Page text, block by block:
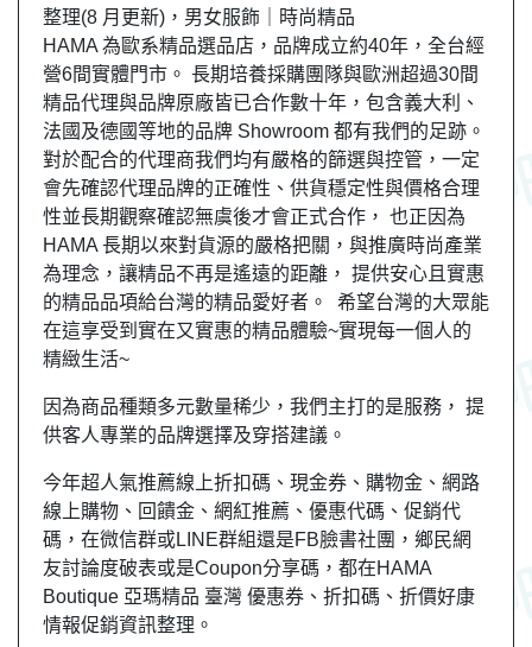
整理(8 月更新)，男女服飾｜時尚精品
HAMA 為歐系精品選品店，品牌成立約40年，全台經
營6間實體門市。 長期培養採購團隊與歐洲超過30間
精品代理與品牌原廠皆已合作數十年，包含義大利、
法國及德國等地的品牌 Showroom 都有我們的足跡。
對於配合的代理商我們均有嚴格的篩選與控管，一定
會先確認代理品牌的正確性、供貨穩定性與價格合理
性並長期觀察確認無虞後才會正式合作， 也正因為
HAMA 長期以來對貨源的嚴格把關，與推廣時尚產業
為理念，讓精品不再是遙遠的距離， 提供安心且實惠
的精品品項給台灣的精品愛好者。 希望台灣的大眾能
在這享受到實在又實惠的精品體驗~實現每一個人的
精緻生活~
因為商品種類多元數量稀少，我們主打的是服務， 提
供客人專業的品牌選擇及穿搭建議。
今年超人氣推薦線上折扣碼、現金券、購物金、網路
線上購物、回饋金、網紅推薦、優惠代碼、促銷代
碼，在微信群或LINE群組還是FB臉書社團，鄉民網
友討論度破表或是Coupon分享碼，都在HAMA
Boutique 亞瑪精品 臺灣 優惠券、折扣碼、折價好康
情報促銷資訊整理。